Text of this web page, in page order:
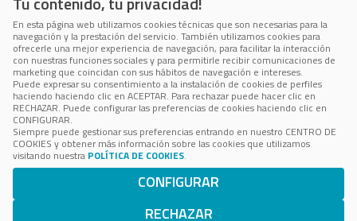
Aviso Legal
Política de privacidad
Política de cookie
Cookie Center
BPS está inscrita en el Registro Mercantil de Madrid, Volumen
Número de Identificación Fiscal: B-85062503 © 2023 BPS
En esta página web utilizamos cookies técnicas que son necesarias para la
navegación y la prestación del servicio. También utilizamos cookies para
ofrecerle una mejor experiencia de navegación, para facilitar la interacción
con nuestras funciones sociales y para permitirle recibir comunicaciones de
marketing que coincidan con sus hábitos de navegación e intereses.
Puede expresar su consentimiento a la instalación de cookies de perfiles
haciendo haciendo clic en ACEPTAR. Para rechazar puede hacer clic en
RECHAZAR. Puede configurar las preferencias de cookies haciendo clic en
CONFIGURAR.
Siempre puede gestionar sus preferencias entrando en nuestro CENTRO DE
COOKIES y obtener más información sobre las cookies que utilizamos
visitando nuestra POLÍTICA DE COOKIES.
CONFIGURAR
RECHAZAR